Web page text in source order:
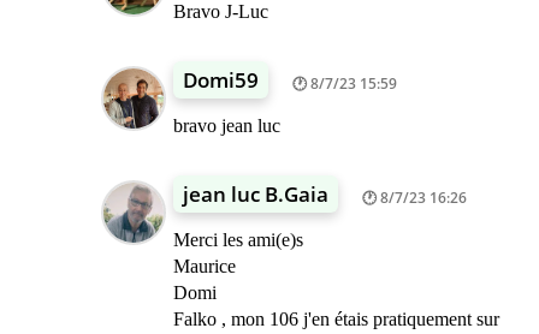
Bravo J-Luc
Domi59 8/7/23 15:59
bravo jean luc
jean luc B.Gaia 8/7/23 16:26
Merci les ami(e)s
Maurice
Domi
Falko , mon 106 j'en étais pratiquement sur